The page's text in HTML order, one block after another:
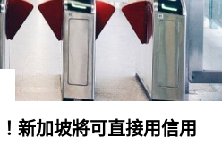
新加坡將可直接用信用